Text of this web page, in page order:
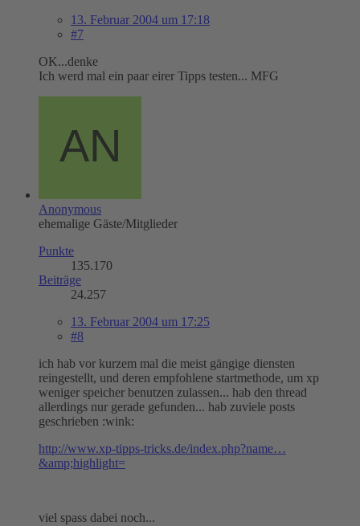
13. Februar 2004 um 17:18
#7
OK...denke
Ich werd mal ein paar eirer Tipps testen... MFG
Anonymous
ehemalige Gäste/Mitglieder
Punkte
135.170
Beiträge
24.257
13. Februar 2004 um 17:25
#8
ich hab vor kurzem mal die meist gängige diensten
reingestellt, und deren empfohlene startmethode, um xp
weniger speicher benutzen zulassen... hab den thread
allerdings nur gerade gefunden... hab zuviele posts
geschrieben :wink:
http://www.xp-tipps-tricks.de/index.php?name…
&amp;highlight=
viel spass dabei noch...